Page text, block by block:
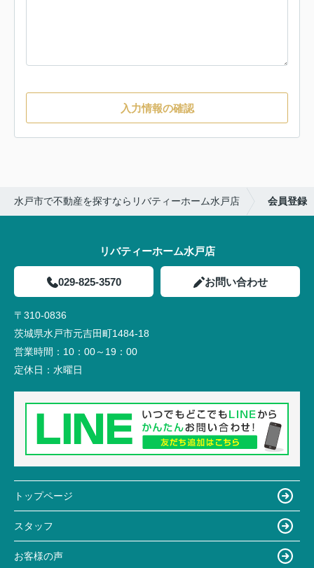
入力情報の確認
水戸市で不動産を探すならリバティーホーム水戸店 会員登録
リバティーホーム水戸店
029-825-3570 お問い合わせ
〒310-0836
茨城県水戸市元吉田町1484-18
営業時間： 10：00～19：00
定休日： 水曜日
トップページ
スタッフ
お客様の声